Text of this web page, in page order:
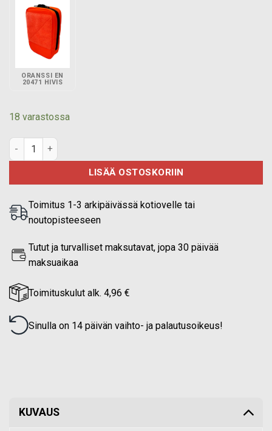
ORANSSI EN
20471 HIVIS
18 varastossa
Pienvälinetasku 100 mm x 150 mm, pysty - Punainen EN
LISÄÄ OSTOSKORIIN
Toimitus 1-3 arkipäivässä kotiovelle tai
noutopisteeseen
Tutut ja turvalliset maksutavat, jopa 30 päivää
maksuaikaa
Toimituskulut alk. 4,96 €
Sinulla on 14 päivän vaihto- ja palautusoikeus!
KUVAUS